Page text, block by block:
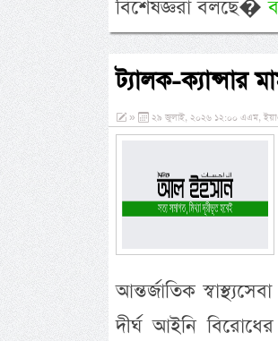
বিশেষজ্ঞরা বলছে�
ট্যালক-ক্যান্সার
» ২৯ জুলাই, ২০২৬ ১২:০০ এএম,
আন্তর্জাতিক
দীর্ঘ আইনি